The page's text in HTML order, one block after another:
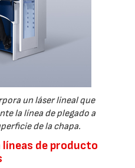
un láser lineal que
la línea de plegado a
de la chapa.
líneas de producto